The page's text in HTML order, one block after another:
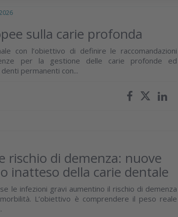
sulla carie profonda
con l’obiettivo di definire le raccomandazioni
per la gestione delle carie profonde ed
permanenti con...
rischio di demenza: nuove
inatteso della carie dentale
le infezioni gravi aumentino il rischio di demenza
L’obiettivo è comprendere il peso reale